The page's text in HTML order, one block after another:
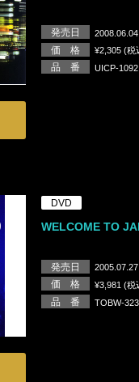
発売日 2008.06.04
価 格 ¥2,305 (税
品 番 UICP-1092
DVD
WELCOME TO
発売日 2005.07.27
価 格 ¥3,981 (税
品 番 TOBW-